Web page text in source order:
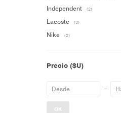
Independent (2)
Lacoste (3)
Nike (2)
Precio ($U)
OK